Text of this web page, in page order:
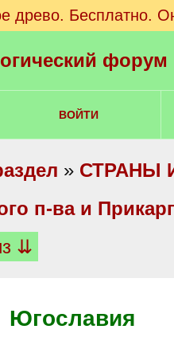
древо. Бесплатно.
ВОЙТИ
» СТРАНЫ
п-ва и
⇊
Югославия